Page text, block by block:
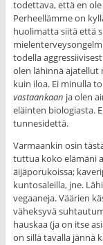
todettava, että en
Perheellämme on
huolimatta siitä että
todella
olen lähinnä ajatellut
kuin iloa. Ei minulla
vastaankaan ja olen
eläinten biologiasta.
tunnesidettä.
Varmaankin osin
tuttua koko elämäni
äijäporukoissa;
kuntosaleilla, jne.
vegaaneja. Väärien
väheksyvä
hauskaa (ja on itse
on sillä tavalla jännä